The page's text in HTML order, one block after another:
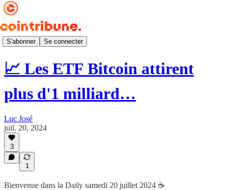
S'abonner Se connecter
Daily ☕
📈 Les ETF Bitcoin attirent
plus d'1 milliard…
Luc José
juil. 20, 2024
3
1
Bienvenue dans la Daily samedi 20 juillet 2024 ☕️